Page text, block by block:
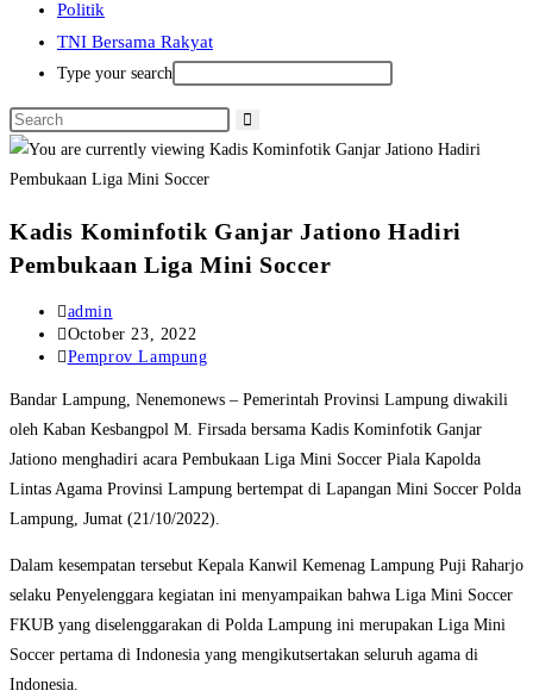
Politik
TNI Bersama Rakyat
Type your search
Kadis Kominfotik Ganjar Jationo Hadiri
Pembukaan Liga Mini Soccer
Post
author:
admin
Post
published:
October 23, 2022
Post
Pemprov Lampung
Bandar Lampung, Nenemonews – Pemerintah Provinsi Lampung diwakili
oleh Kaban Kesbangpol M. Firsada bersama Kadis Kominfotik Ganjar
Jationo menghadiri acara Pembukaan Liga Mini Soccer Piala Kapolda
Lintas Agama Provinsi Lampung bertempat di Lapangan Mini Soccer Polda
Lampung, Jumat (21/10/2022).
Dalam kesempatan tersebut Kepala Kanwil Kemenag Lampung Puji Raharjo
selaku Penyelenggara kegiatan ini menyampaikan bahwa Liga Mini Soccer
FKUB yang diselenggarakan di Polda Lampung ini merupakan Liga Mini
Soccer pertama di Indonesia yang mengikutsertakan seluruh agama di
Indonesia.